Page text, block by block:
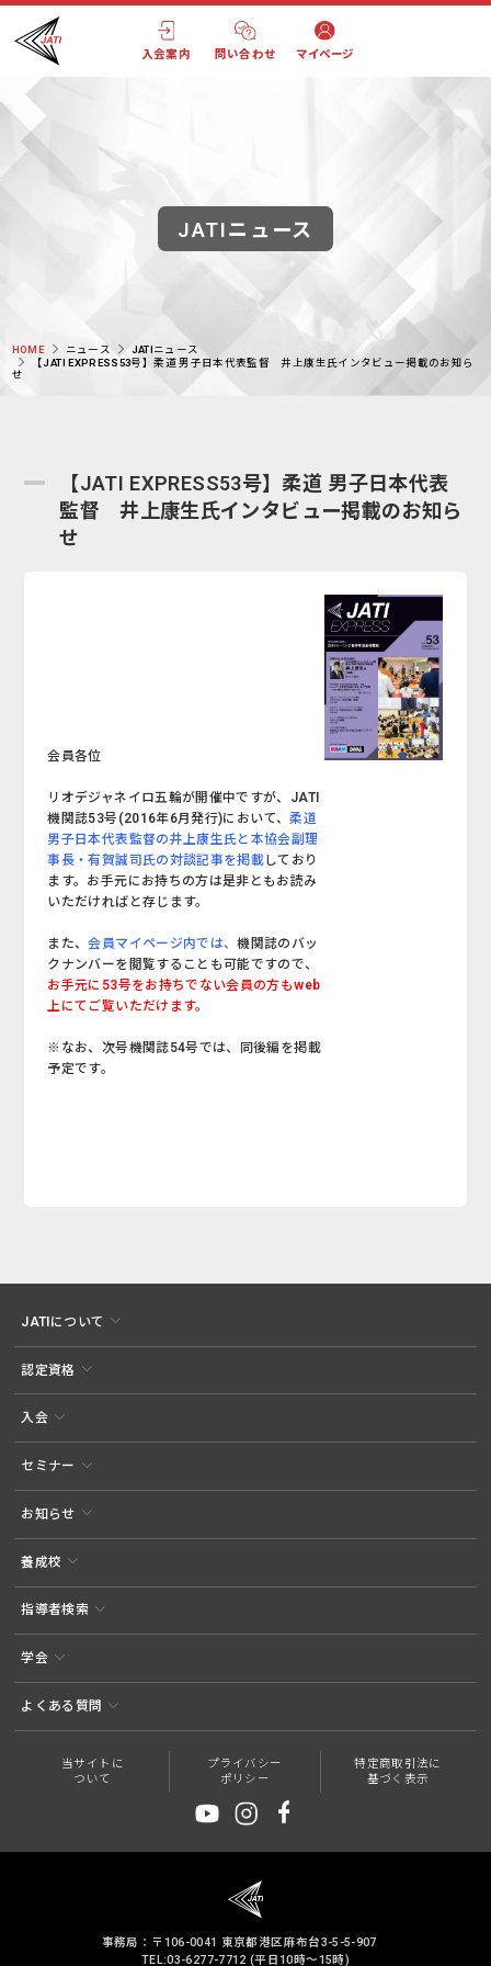
入会案内 問い合わせ マイページ
JATIニュース
HOME ニュース
JATIニュース
【JATI EXPRESS53号】柔道 男子日本代表監督 井上康生氏インタビュー掲載のお知ら
せ
【JATI EXPRESS53号】柔道 男子日本代表
監督 井上康生氏インタビュー掲載のお知ら
せ
会員各位
リオデジャネイロ五輪が開催中ですが、JATI
機関誌53号(2016年6月発行)において、柔道
男子日本代表監督の井上康生氏と本協会副理
事長・有賀誠司氏の対談記事を掲載しており
ます。お手元にお持ちの方は是非ともお読み
いただければと存じます。
また、会員マイページ内では、機関誌のバッ
クナンバーを閲覧することも可能ですので、
お手元に53号をお持ちでない会員の方もweb
上にてご覧いただけます。
※なお、次号機関誌54号では、同後編を掲載
予定です。
JATIについて
認定資格
入会
セミナー
お知らせ
養成校
指導者検索
学会
よくある質問
当サイトに
ついて
プライバシー
ポリシー
特定商取引法に
基づく表示
事務局：〒106-0041 東京都港区麻布台3-5-5-907
TEL:03-6277-7712 (平日10時～15時)